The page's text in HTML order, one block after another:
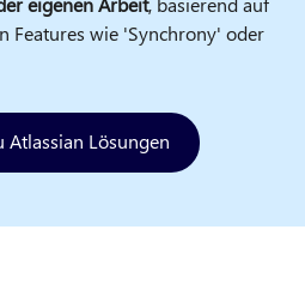
Features wie 'Synchrony' oder
Atlassian Lösungen